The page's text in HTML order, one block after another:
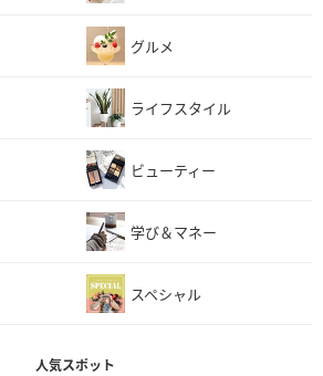
グルメ
ライフスタイル
ビューティー
学び＆マネー
スペシャル
人気スポット